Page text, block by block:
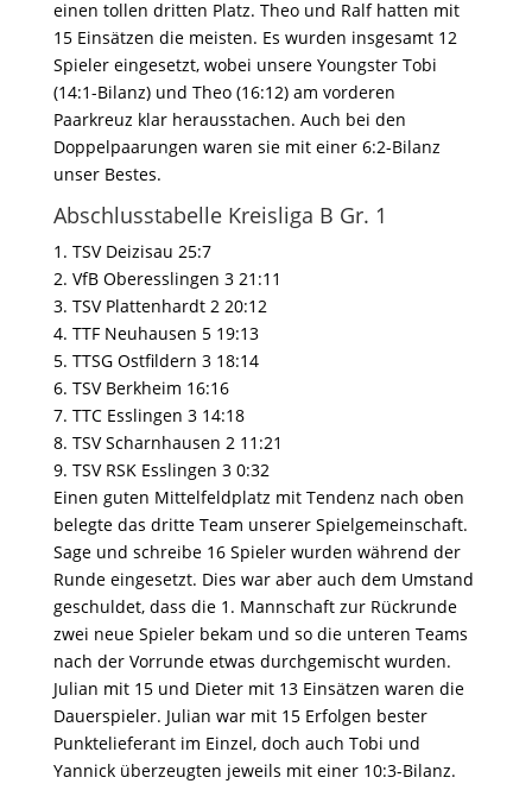
einen tollen dritten Platz. Theo und Ralf hatten mit
15 Einsätzen die meisten. Es wurden insgesamt 12
Spieler eingesetzt, wobei unsere Youngster Tobi
(14:1-Bilanz) und Theo (16:12) am vorderen
Paarkreuz klar herausstachen. Auch bei den
Doppelpaarungen waren sie mit einer 6:2-Bilanz
unser Bestes.
Abschlusstabelle Kreisliga B Gr. 1
1. TSV Deizisau 25:7
2. VfB Oberesslingen 3 21:11
3. TSV Plattenhardt 2 20:12
4. TTF Neuhausen 5 19:13
5. TTSG Ostfildern 3 18:14
6. TSV Berkheim 16:16
7. TTC Esslingen 3 14:18
8. TSV Scharnhausen 2 11:21
9. TSV RSK Esslingen 3 0:32
Einen guten Mittelfeldplatz mit Tendenz nach oben
belegte das dritte Team unserer Spielgemeinschaft.
Sage und schreibe 16 Spieler wurden während der
Runde eingesetzt. Dies war aber auch dem Umstand
geschuldet, dass die 1. Mannschaft zur Rückrunde
zwei neue Spieler bekam und so die unteren Teams
nach der Vorrunde etwas durchgemischt wurden.
Julian mit 15 und Dieter mit 13 Einsätzen waren die
Dauerspieler. Julian war mit 15 Erfolgen bester
Punktelieferant im Einzel, doch auch Tobi und
Yannick überzeugten jeweils mit einer 10:3-Bilanz.